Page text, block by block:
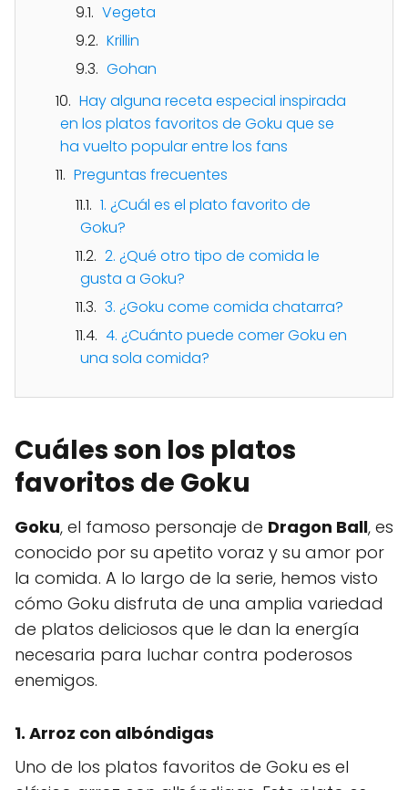
Vegeta
Krillin
Gohan
Hay alguna receta especial inspirada
en los platos favoritos de Goku que se
ha vuelto popular entre los fans
Preguntas frecuentes
1. ¿Cuál es el plato favorito de
Goku?
2. ¿Qué otro tipo de comida le
gusta a Goku?
3. ¿Goku come comida chatarra?
4. ¿Cuánto puede comer Goku en
una sola comida?
Cuáles son los platos
favoritos de Goku
Goku, el famoso personaje de Dragon Ball, es
conocido por su apetito voraz y su amor por
la comida. A lo largo de la serie, hemos visto
cómo Goku disfruta de una amplia variedad
de platos deliciosos que le dan la energía
necesaria para luchar contra poderosos
enemigos.
1. Arroz con albóndigas
Uno de los platos favoritos de Goku es el